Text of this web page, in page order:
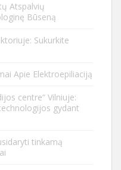
Atspalvių
Būseną
Sukurkite
Apie Elektroepiliaciją
centre“ Vilniuje:
gydant
tinkamą